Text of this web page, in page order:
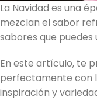
La Navidad es una
mezclan el sabor
sabores que
En este artículo, te
perfectamente con
inspiración y